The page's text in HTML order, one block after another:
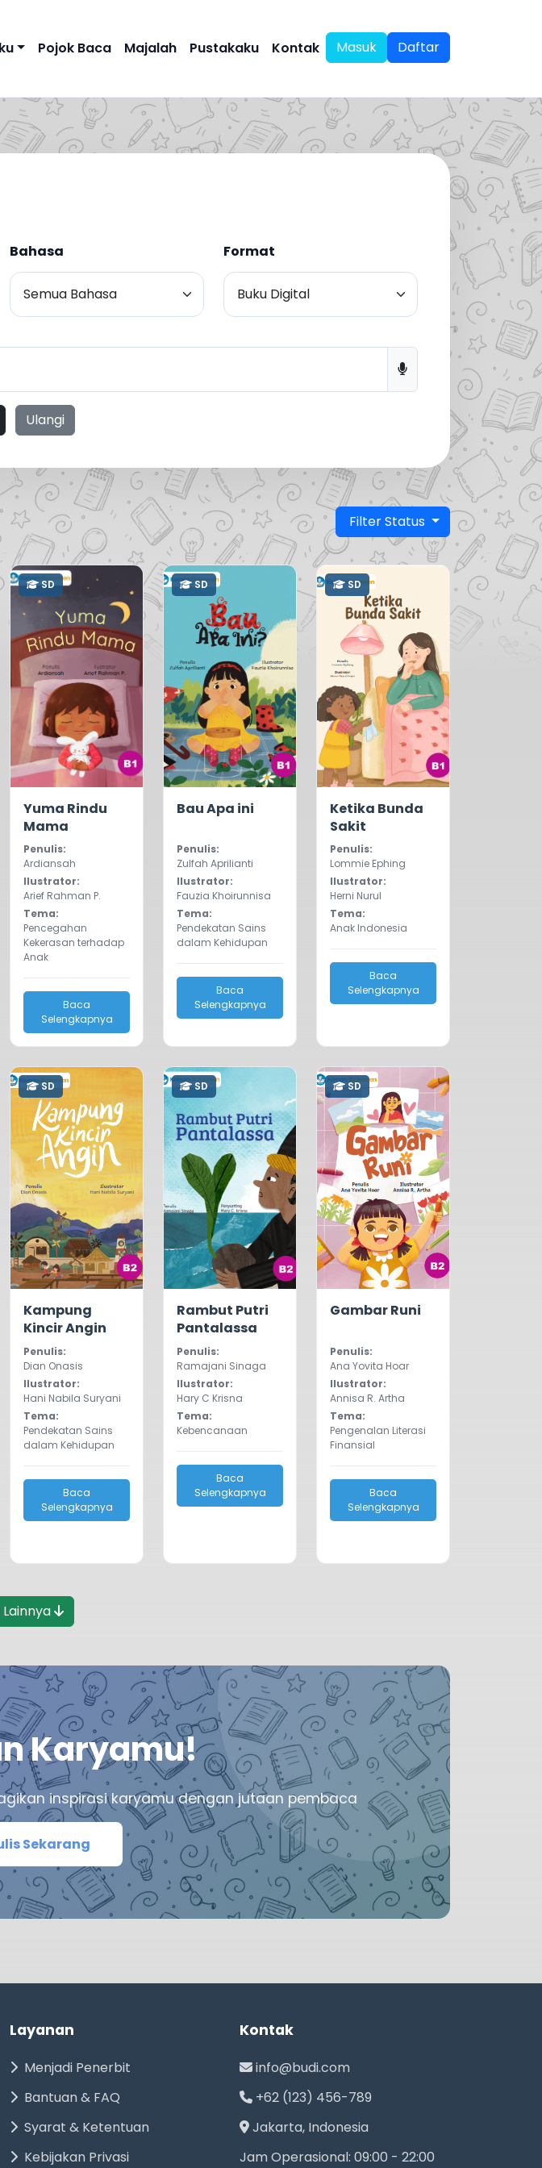
Pojok Baca Majalah Pustakaku Kontak Masuk Daftar
Bahasa Format
Ulangi
Filter Status
SD
Yuma Rindu
Mama
Penulis:
Ardiansah
Ilustrator:
Arief Rahman P.
Tema:
Pencegahan
Kekerasan terhadap
Anak
Baca
Selengkapnya
SD
Bau Apa ini
Penulis:
Zulfah Aprilianti
Ilustrator:
Fauzia Khoirunnisa
Tema:
Pendekatan Sains
dalam Kehidupan
Baca
Selengkapnya
SD
Ketika Bunda
Sakit
Penulis:
Lommie Ephing
Ilustrator:
Herni Nurul
Tema:
Anak Indonesia
Baca
Selengkapnya
SD
Kampung
Kincir Angin
Penulis:
Dian Onasis
Ilustrator:
Hani Nabila Suryani
Tema:
Pendekatan Sains
dalam Kehidupan
Baca
Selengkapnya
SD
Rambut Putri
Pantalassa
Penulis:
Ramajani Sinaga
Ilustrator:
Hary C Krisna
Tema:
Kebencanaan
Baca
Selengkapnya
SD
Gambar Runi
Penulis:
Ana Yovita Hoar
Ilustrator:
Annisa R. Artha
Tema:
Pengenalan Literasi
Finansial
Baca
Selengkapnya
Lihat Buku Lainnya
Karyamu!
inspirasi karyamu dengan jutaan pembaca
Sekarang
Layanan
Menjadi Penerbit
Bantuan & FAQ
Syarat & Ketentuan
Kebijakan Privasi
Kontak
info@budi.com
+62 (123) 456-789
Jakarta, Indonesia
Jam Operasional: 09:00 - 22:00